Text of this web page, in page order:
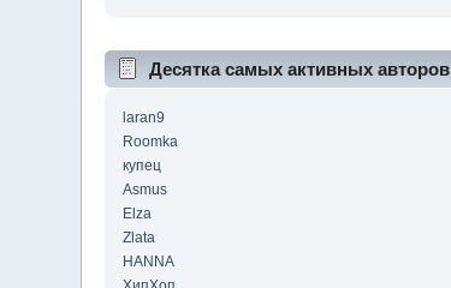
Десятка самых активных авторов
laran9
Roomka
купец
Asmus
Elza
Zlata
HANNA